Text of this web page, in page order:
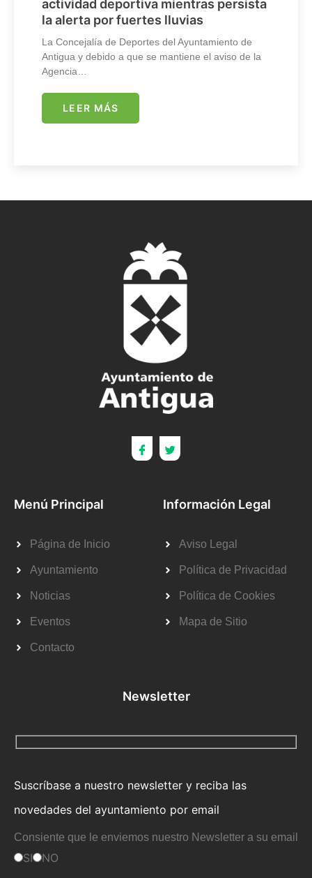
actividad deportiva mientras persista
la alerta por fuertes lluvias
La Concejalía de Deportes del Ayuntamiento de
Antigua y debido a que se mantiene el aviso de la
Agencia…
LEER MÁS
Menú Principal
Página de Inicio
Ayuntamiento
Noticias
Eventos
Contacto
Información Legal
Aviso Legal
Política de Privacidad
Política de Cookies
Mapa de Sitio
Newsletter
Suscríbase a nuestro newsletter y reciba las
novedades del ayuntamiento por email
Consiente que le enviemos nuestro Newsletter a su email
SI NO